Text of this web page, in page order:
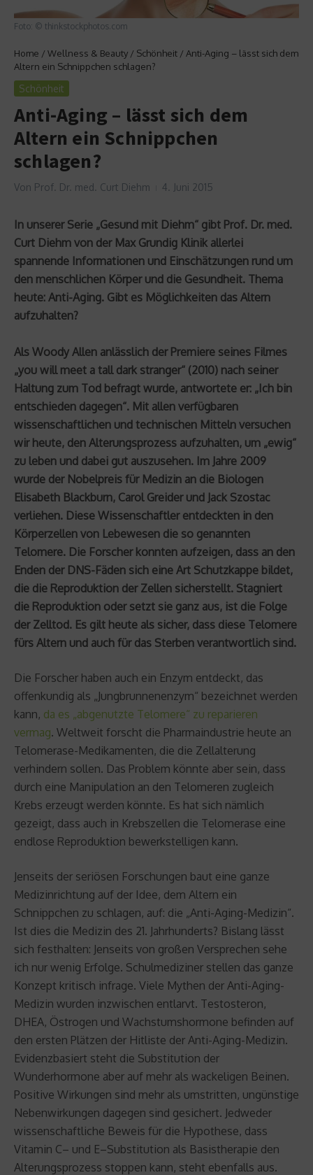
Foto: © thinkstockphotos.com
Home / Wellness & Beauty / Schönheit / Anti-Aging – lässt sich dem
Altern ein Schnippchen schlagen?
Schönheit
Anti-Aging – lässt sich dem
Altern ein Schnippchen
schlagen?
Von Prof. Dr. med. Curt Diehm 4. Juni 2015
In unserer Serie „Gesund mit Diehm“ gibt Prof. Dr. med.
Curt Diehm von der Max Grundig Klinik allerlei
spannende Informationen und Einschätzungen rund um
den menschlichen Körper und die Gesundheit. Thema
heute: Anti-Aging. Gibt es Möglichkeiten das Altern
aufzuhalten?
Als Woody Allen anlässlich der Premiere seines Filmes
„you will meet a tall dark stranger“ (2010) nach seiner
Haltung zum Tod befragt wurde, antwortete er: „Ich bin
entschieden dagegen“. Mit allen verfügbaren
wissenschaftlichen und technischen Mitteln versuchen
wir heute, den Alterungsprozess aufzuhalten, um „ewig“
zu leben und dabei gut auszusehen. Im Jahre 2009
wurde der Nobelpreis für Medizin an die Biologen
Elisabeth Blackburn, Carol Greider und Jack Szostac
verliehen. Diese Wissenschaftler entdeckten in den
Körperzellen von Lebewesen die so genannten
Telomere. Die Forscher konnten aufzeigen, dass an den
Enden der DNS-Fäden sich eine Art Schutzkappe bildet,
die die Reproduktion der Zellen sicherstellt. Stagniert
die Reproduktion oder setzt sie ganz aus, ist die Folge
der Zelltod. Es gilt heute als sicher, dass diese Telomere
fürs Altern und auch für das Sterben verantwortlich sind.
Die Forscher haben auch ein Enzym entdeckt, das
offenkundig als „Jungbrunnenenzym“ bezeichnet werden
kann, da es „abgenutzte Telomere“ zu reparieren
vermag. Weltweit forscht die Pharmaindustrie heute an
Telomerase-Medikamenten, die die Zellalterung
verhindern sollen. Das Problem könnte aber sein, dass
durch eine Manipulation an den Telomeren zugleich
Krebs erzeugt werden könnte. Es hat sich nämlich
gezeigt, dass auch in Krebszellen die Telomerase eine
endlose Reproduktion bewerkstelligen kann.
Jenseits der seriösen Forschungen baut eine ganze
Medizinrichtung auf der Idee, dem Altern ein
Schnippchen zu schlagen, auf: die „Anti-Aging-Medizin“.
Ist dies die Medizin des 21. Jahrhunderts? Bislang lässt
sich festhalten: Jenseits von großen Versprechen sehe
ich nur wenig Erfolge. Schulmediziner stellen das ganze
Konzept kritisch infrage. Viele Mythen der Anti-Aging-
Medizin wurden inzwischen entlarvt. Testosteron,
DHEA, Östrogen und Wachstumshormone befinden auf
den ersten Plätzen der Hitliste der Anti-Aging-Medizin.
Evidenzbasiert steht die Substitution der
Wunderhormone aber auf mehr als wackeligen Beinen.
Positive Wirkungen sind mehr als umstritten, ungünstige
Nebenwirkungen dagegen sind gesichert. Jedweder
wissenschaftliche Beweis für die Hypothese, dass
Vitamin C– und E–Substitution als Basistherapie den
Alterungsprozess stoppen kann, steht ebenfalls aus.